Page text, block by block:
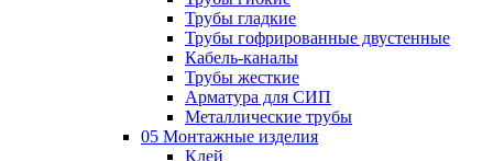
Трубы гладкие
Трубы гофрированные двустенные
Кабель-каналы
Трубы жесткие
Арматура для СИП
Металлические трубы
05 Монтажные изделия
Клей